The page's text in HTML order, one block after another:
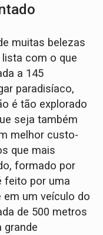
muitas belezas
com o que
a 145
paradisíaco,
é tão explorado
seja também
melhor custo-
que mais
formado por
feito por uma
um veículo do
de 500 metros
grande